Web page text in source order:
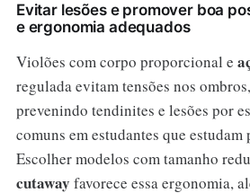
Evitar lesões e promover boa
e ergonomia adequados
Violões com corpo proporcional e
regulada evitam tensões nos
prevenindo tendinites e lesões por
comuns em estudantes que estudam
Escolher modelos com tamanho
cutaway favorece essa ergonomia,